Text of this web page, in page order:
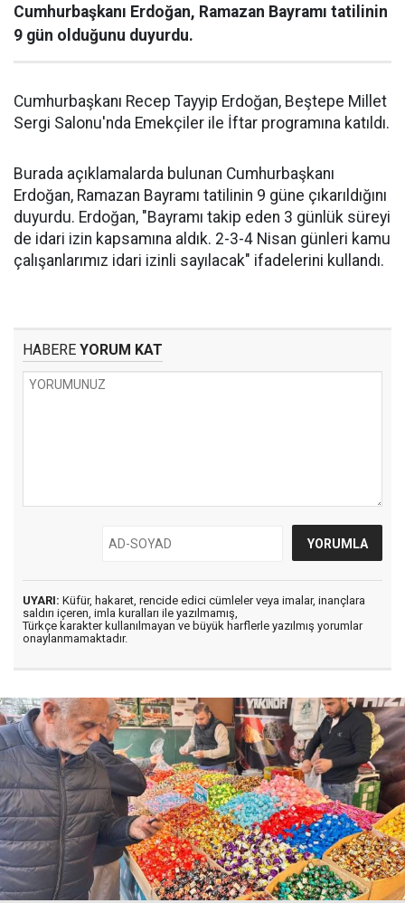
Cumhurbaşkanı Erdoğan, Ramazan Bayramı tatilinin
9 gün olduğunu duyurdu.
Cumhurbaşkanı Recep Tayyip Erdoğan, Beştepe Millet
Sergi Salonu'nda Emekçiler ile İftar programına katıldı.
Burada açıklamalarda bulunan Cumhurbaşkanı
Erdoğan, Ramazan Bayramı tatilinin 9 güne çıkarıldığını
duyurdu. Erdoğan, "Bayramı takip eden 3 günlük süreyi
de idari izin kapsamına aldık. 2-3-4 Nisan günleri kamu
çalışanlarımız idari izinli sayılacak" ifadelerini kullandı.
HABERE YORUM KAT
UYARI: Küfür, hakaret, rencide edici cümleler veya imalar, inançlara
saldırı içeren, imla kuralları ile yazılmamış,
Türkçe karakter kullanılmayan ve büyük harflerle yazılmış yorumlar
onaylanmamaktadır.